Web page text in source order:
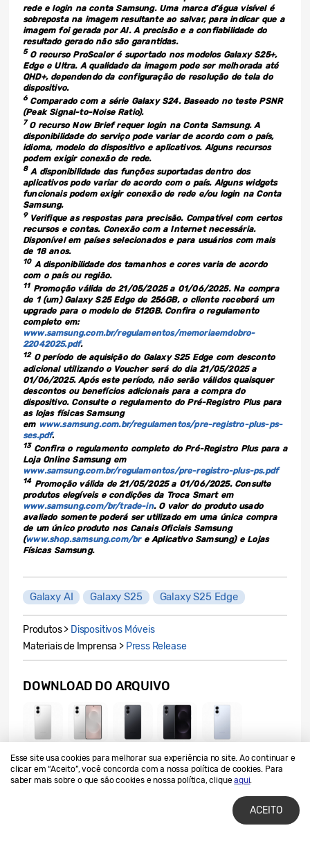
Esse site usa cookies para melhorar sua experiência no site. Ao continuar e
clicar em “Aceito”, você concorda com a nossa política de cookies. Para
saber mais sobre o que são cookies e nossa política, cliqueaqui.
ACEITO
rede e login na conta Samsung. Uma marca d’água visível é
sobreposta na imagem resultante ao salvar, para indicar que a
imagem foi gerada por AI. A precisão e a confiabilidade do
resultado gerado não são garantidas.
5O recurso ProScaler é suportado nos modelos Galaxy S25+,
Edge e Ultra. A qualidade da imagem pode ser melhorada até
QHD+, dependendo da configuração de resolução de tela do
dispositivo.
6Comparado com a série Galaxy S24. Baseado no teste PSNR
(Peak Signal-to-Noise Ratio).
7O recurso Now Brief requer login na Conta Samsung. A
disponibilidade do serviço pode variar de acordo com o país,
idioma, modelo do dispositivo e aplicativos. Alguns recursos
podem exigir conexão de rede.
8 A disponibilidade das funções suportadas dentro dos
aplicativos pode variar de acordo com o país. Alguns widgets
funcionais podem exigir conexão de rede e/ou login na Conta
Samsung.
9Verifique as respostas para precisão. Compatível com certos
recursos e contas. Conexão com a Internet necessária.
Disponível em países selecionados e para usuários com mais
de 18 anos.
10A disponibilidade dos tamanhos e cores varia de acordo
com o país ou região.
11Promoção válida de 21/05/2025 a 01/06/2025. Na compra
de 1 (um) Galaxy S25 Edge de 256GB, o cliente receberá um
upgrade para o modelo de 512GB. Confira o regulamento
completo em:
www.samsung.com.br/regulamentos/memoriaemdobro-
22042025.pdf.
12O período de aquisição do Galaxy S25 Edge com desconto
adicional utilizando o Voucher será do dia 21/05/2025 a
01/06/2025. Após este período, não serão válidos quaisquer
descontos ou benefícios adicionais para a compra do
dispositivo. Consulte o regulamento do Pré-Registro Plus para
as lojas físicas Samsung
em www.samsung.com.br/regulamentos/pre-registro-plus-ps-
ses.pdf.
13Confira o regulamento completo do Pré-Registro Plus para a
Loja Online Samsung em
www.samsung.com.br/regulamentos/pre-registro-plus-ps.pdf
14Promoção válida de 21/05/2025 a 01/06/2025. Consulte
produtos elegíveis e condições da Troca Smart em
www.samsung.com/br/trade-in. O valor do produto usado
avaliado somente poderá ser utilizado em uma única compra
de um único produto nos Canais Oficiais Samsung
(www.shop.samsung.com/bre Aplicativo Samsung) e Lojas
Físicas Samsung.
Galaxy AI Galaxy S25 Galaxy S25 Edge
Produtos > Dispositivos Móveis
Materiais de Imprensa > Press Release
DOWNLOAD DO ARQUIVO